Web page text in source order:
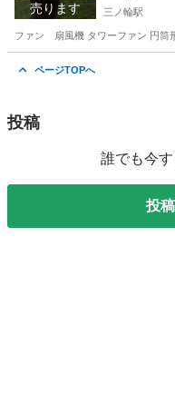
売ります 三ノ輪駅
ファン 扇風機 タワーファン 円
ページTOPへ
投稿
誰でも今
投